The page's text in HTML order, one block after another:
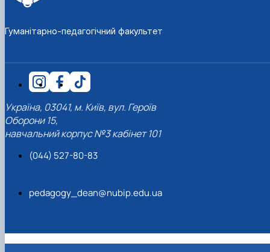
Гуманітарно-педагогічний факультет
Україна, 03041, м. Київ, вул. Героїв
Оборони 15,
навчальний корпус №3 кабінет 101
(044) 527-80-83
pedagogy_dean@nubip.edu.ua